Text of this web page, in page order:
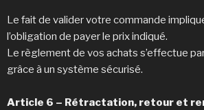
Le fait de valider votre commande
l’obligation de payer le prix indiqué.
Le règlement de vos achats s’effectue
grâce à un système sécurisé.
Article 6 – Rétractation, retour et